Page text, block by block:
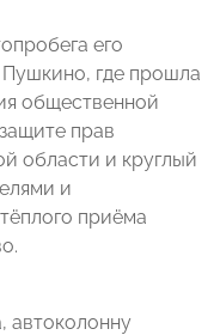
его
Пушкино, где прошла
общественной
прав
области и круглый
и
приёма
автоколонну